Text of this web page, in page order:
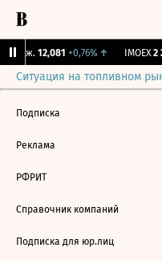
Бирж. 12,081 +0,76%↑ IMOEX 2
Ситуация на топливном
Подписка
Реклама
РФРИТ
Справочник компаний
Подписка для юр.лиц